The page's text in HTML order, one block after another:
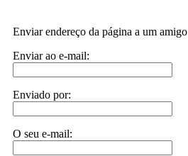
Enviar endereço da página a um amigo
Enviar ao e-mail:
Enviado por:
O seu e-mail: